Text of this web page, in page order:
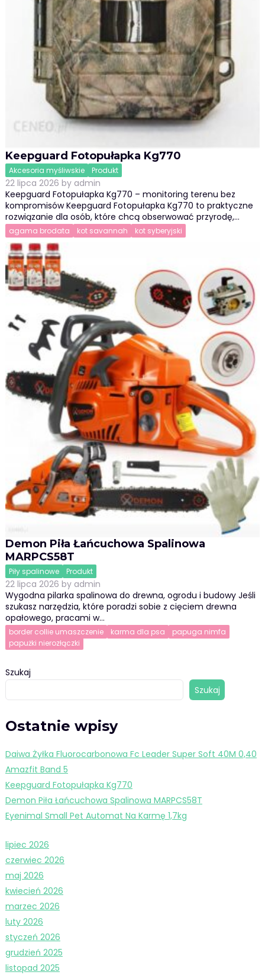
Keepguard Fotopułapka Kg770
Akcesoria myśliwskie Produkt
22 lipca 2026 by admin
Keepguard Fotopułapka Kg770 – monitoring terenu bez
kompromisów Keepguard Fotopułapka Kg770 to praktyczne
rozwiązanie dla osób, które chcą obserwować przyrodę,…
agama brodata kot savannah kot syberyjski
Demon Piła Łańcuchowa Spalinowa
MARPCS58T
Piły spalinowe Produkt
22 lipca 2026 by admin
Wygodna pilarka spalinowa do drewna, ogrodu i budowy Jeśli
szukasz narzędzia, które poradzi sobie z cięciem drewna
opałowego, pracami w…
border collie umaszczenie karma dla psa
papuga nimfa
papużki nierozłączki
Szukaj
Szukaj
Ostatnie wpisy
Daiwa Żyłka Fluorocarbonowa Fc Leader Super Soft 40M 0,40
Amazfit Band 5
Keepguard Fotopułapka Kg770
Demon Piła Łańcuchowa Spalinowa MARPCS58T
Eyenimal Small Pet Automat Na Karmę 1,7kg
lipiec 2026
czerwiec 2026
maj 2026
kwiecień 2026
marzec 2026
luty 2026
styczeń 2026
grudzień 2025
listopad 2025